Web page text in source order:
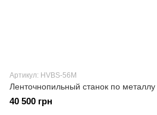
Артикул: HVBS-56M
Ленточнопильный станок по
40 500 грн